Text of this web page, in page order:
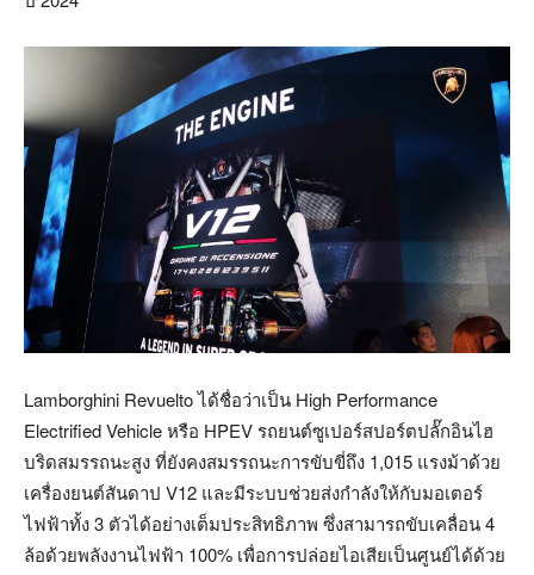
Lamborghini Revuelto ได้ชื่อว่าเป็น High Performance
Electrified Vehicle หรือ HPEV รถยนต์ซูเปอร์สปอร์ตปลั๊กอินไฮ
บริดสมรรถนะสูง ที่ยังคงสมรรถนะการขับขี่ถึง 1,015 แรงม้าด้วย
เครื่องยนต์สันดาป V12 และมีระบบช่วยส่งกำลังให้กับมอเตอร์
ไฟฟ้าทั้ง 3 ตัวได้อย่างเต็มประสิทธิภาพ ซึ่งสามารถขับเคลื่อน 4
ล้อด้วยพลังงานไฟฟ้า 100% เพื่อการปล่อยไอเสียเป็นศูนย์ได้ด้วย